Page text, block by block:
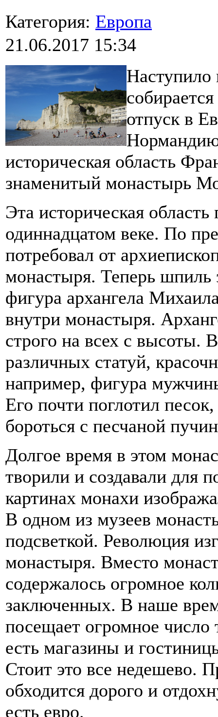
Категория: Европа
21.06.2017 15:34
Наступило
отпуск в
историческая область
знаменитый монастырь
Эта историческая
одиннадцатом веке. По
потребовал от
монастыря. Теперь шпиль
фигура архангела
внутри монастыря.
строго на всех с высоты.
различных статуй,
например, фигура
Его почти поглотил
бороться с песчаной
Долгое время в этом
творили и создавали для
картинах монахи
В одном из музеев
подсветкой. Революция
монастыря. Вместо
содержалось огромное
заключенных. В наше
посещает огромное
есть магазины и
Стоит это все недешево.
обходится дорого и
есть евро.